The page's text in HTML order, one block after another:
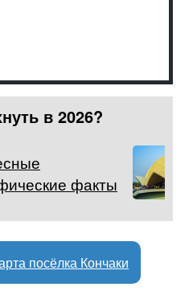
в 2026?
факты
посёлка Кончаки